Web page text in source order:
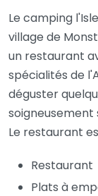
Le camping
village de
un restaurant
spécialités de
déguster
soigneusement
Le restaurant
Restaurant
Plats à